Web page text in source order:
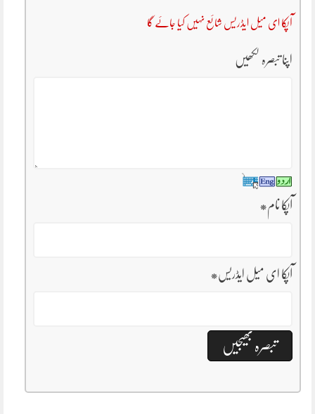
آپکا ای میل ایڈریس شائع نہیں کیا جائے گا
اپنا تبصرہ لکھیں
آپکا نام*
آپکا ای میل ایڈریس*